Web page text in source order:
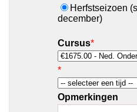
Herfstseizoen
december)
Cursus*
*
Opmerkingen